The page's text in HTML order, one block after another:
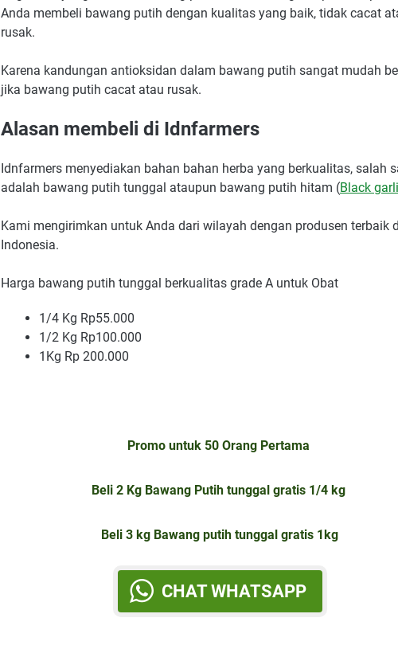
Anda membeli bawang putih dengan kualitas yang baik, tidak cacat
rusak.
Karena kandungan antioksidan dalam bawang putih sangat mudah
jika bawang putih cacat atau rusak.
Alasan membeli di Idnfarmers
Idnfarmers menyediakan bahan bahan herba yang berkualitas, salah
adalah bawang putih tunggal ataupun bawang putih hitam (Black
Kami mengirimkan untuk Anda dari wilayah dengan produsen terbaik
Indonesia.
Harga bawang putih tunggal berkualitas grade A untuk Obat
1/4 Kg Rp55.000
1/2 Kg Rp100.000
1Kg Rp 200.000
Promo untuk 50 Orang Pertama
Beli 2 Kg Bawang Putih tunggal gratis 1/4 kg
Beli 3 kg Bawang putih tunggal gratis 1kg
CHAT WHATSAPP